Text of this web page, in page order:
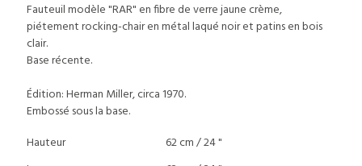
Fauteuil modèle "RAR" en fibre de verre jaune crème,
piétement rocking-chair en métal laqué noir et patins en bois
clair.
Base récente.
Édition: Herman Miller, circa 1970.
Embossé sous la base.
Hauteur
62 cm / 24 "